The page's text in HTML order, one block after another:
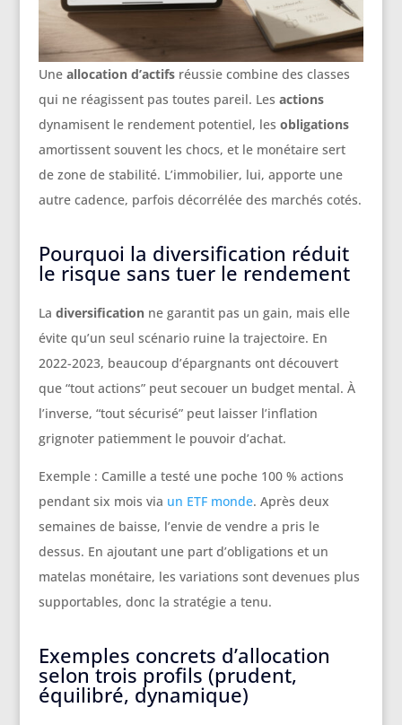
Une allocation d’actifsréussie combine des classes
qui ne réagissent pas toutes pareil. Les actions
dynamisent le rendement potentiel, les obligations
amortissent souvent les chocs, et le monétaire sert
de zone de stabilité. L’immobilier, lui, apporte une
autre cadence, parfois décorrélée des marchés cotés.
Pourquoi la diversification réduit
le risque sans tuer le rendement
La diversificationne garantit pas un gain, mais elle
évite qu’un seul scénario ruine la trajectoire. En
2022-2023, beaucoup d’épargnants ont découvert
que “tout actions” peut secouer un budget mental. À
l’inverse, “tout sécurisé” peut laisser l’inflation
grignoter patiemment le pouvoir d’achat.
Exemple : Camille a testé une poche 100 % actions
pendant six mois via un ETF monde. Après deux
semaines de baisse, l’envie de vendre a pris le
dessus. En ajoutant une part d’obligations et un
matelas monétaire, les variations sont devenues plus
supportables, donc la stratégie a tenu.
Exemples concrets d’allocation
selon trois profils (prudent,
équilibré, dynamique)